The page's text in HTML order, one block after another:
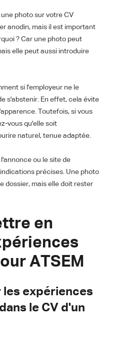
photo sur votre CV
anodin, mais il est important
? Car une photo peut
elle peut aussi introduire
si l'employeur ne le
s'abstenir. En effet, cela évite
Toutefois, si vous
vous qu'elle soit
naturel, tenue adaptée.
ou le site de
précises. Une photo
dossier, mais elle doit rester
en
ATSEM
expériences
le CV d'un